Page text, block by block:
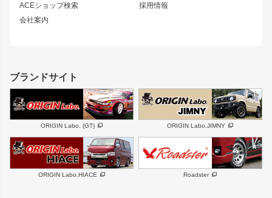
ACEショップ検索
会社案内
採用情報
スズキ
GS350
SC
スバル
デリカ D:5
軽自動車 汎用
MUD-S7
MUD-SR7
まつど家 鉄漢
ボンネット
フェンダー
サイドパーツ
リアゲート
メンテナンスパーツ
ハイエースパーツ
ホイール
DAYTONA-RS
DAYTONA-RS NEO
エアロシリーズ
ブランドサイト
ORIGIN Labo. (GT) ORIGIN Labo.JIMNY
ORIGIN Labo.HIACE Roadster